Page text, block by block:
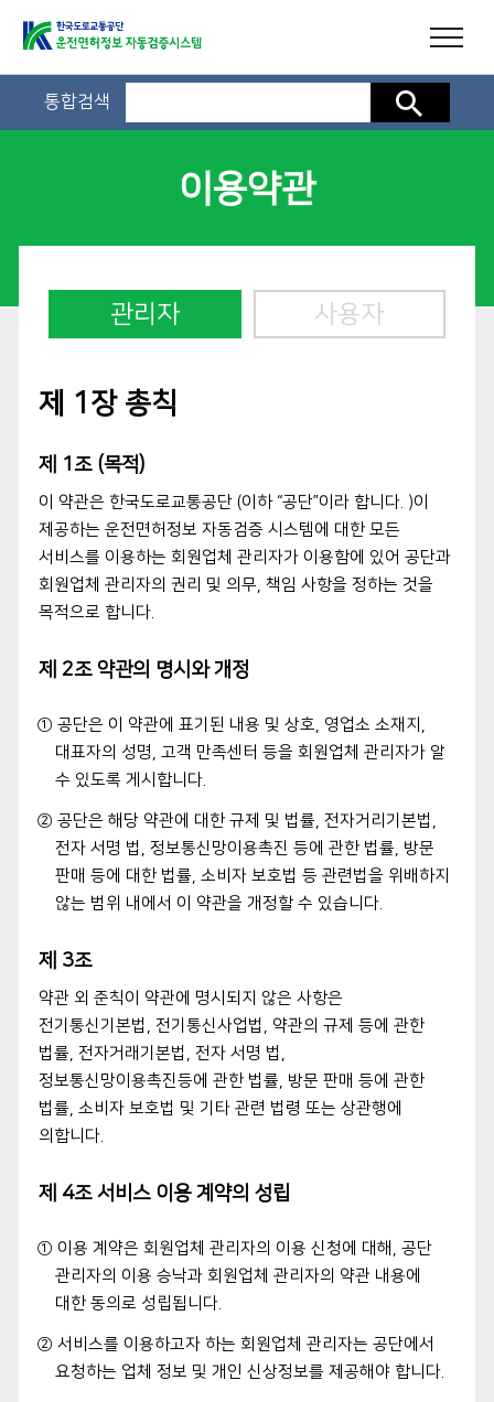
통합검색 검색
이용약관
관리자 사용자
제 1장 총칙
제 1조 (목적)
이 약관은 한국도로교통공단 (이하 “공단”이라 합니다. )이
제공하는 운전면허정보 자동검증 시스템에 대한 모든
서비스를 이용하는 회원업체 관리자가 이용함에 있어 공단과
회원업체 관리자의 권리 및 의무, 책임 사항을 정하는 것을
목적으로 합니다.
제 2조 약관의 명시와 개정
① 공단은 이 약관에 표기된 내용 및 상호, 영업소 소재지,
대표자의 성명, 고객 만족센터 등을 회원업체 관리자가 알
수 있도록 게시합니다.
② 공단은 해당 약관에 대한 규제 및 법률, 전자거리기본법,
전자 서명 법, 정보통신망이용촉진 등에 관한 법률, 방문
판매 등에 대한 법률, 소비자 보호법 등 관련법을 위배하지
않는 범위 내에서 이 약관을 개정할 수 있습니다.
제 3조
약관 외 준칙이 약관에 명시되지 않은 사항은
전기통신기본법, 전기통신사업법, 약관의 규제 등에 관한
법률, 전자거래기본법, 전자 서명 법,
정보통신망이용촉진등에 관한 법률, 방문 판매 등에 관한
법률, 소비자 보호법 및 기타 관련 법령 또는 상관행에
의합니다.
제 4조 서비스 이용 계약의 성립
① 이용 계약은 회원업체 관리자의 이용 신청에 대해, 공단
관리자의 이용 승낙과 회원업체 관리자의 약관 내용에
대한 동의로 성립됩니다.
② 서비스를 이용하고자 하는 회원업체 관리자는 공단에서
요청하는 업체 정보 및 개인 신상정보를 제공해야 합니다.